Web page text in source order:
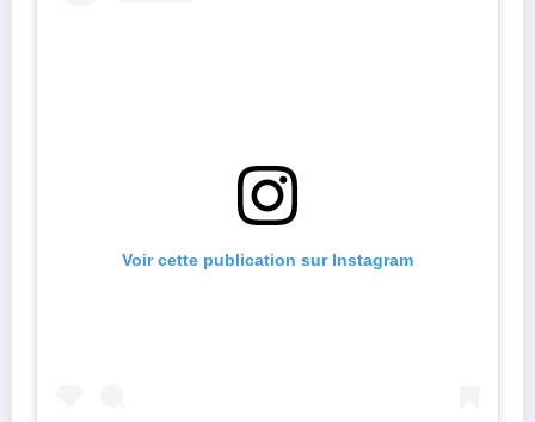
Voir cette publication sur Instagram